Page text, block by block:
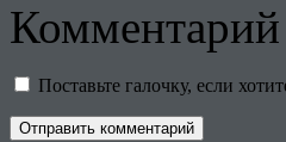
Комментарий
Поставьте галочку, если